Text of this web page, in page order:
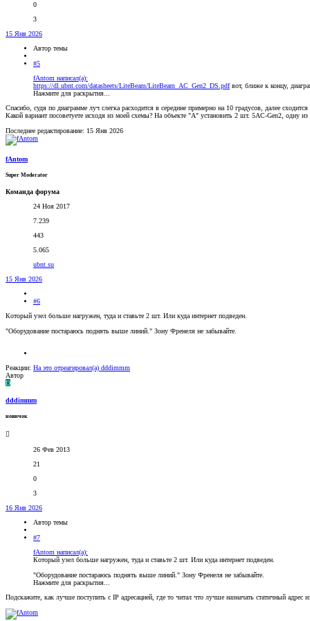
0
3
15 Янв 2026
Автор темы
#5
fAntom написал(а):
https://dl.ubnt.com/datasheets/LiteBeam/LiteBeam_AC_Gen2_DS.pdfвот, ближе к концу,
Нажмите для раскрытия...
Спасибо, судя по диаграмме луч слегка расходится в середине примерно на 10 градусов, далее
Какой вариант посоветуете исходя из моей схемы? На объекте "А" установить 2 шт. 5AC-Gen2,
Последнее редактирование: 15 Янв 2026
fAntom
Super Moderator
Команда форума
24 Ноя 2017
7.239
443
5.065
ubnt.su
15 Янв 2026
#6
Который узел больше нагружен, туда и ставьте 2 шт. Или куда интернет подведен.
"Оборудование постараюсь поднять выше линий." Зону Френеля не забывайте.
Реакции: На это отреагировал(а) dddimmm
Автор
D
dddimmm
новичок
26 Фев 2013
21
0
3
16 Янв 2026
Автор темы
#7
fAntom написал(а):
Который узел больше нагружен, туда и ставьте 2 шт. Или куда интернет подведен.
"Оборудование постараюсь поднять выше линий." Зону Френеля не забывайте.
Нажмите для раскрытия...
Подскажите, как лучше поступить с IP адресацией, где то читал что лучше назначать статичный